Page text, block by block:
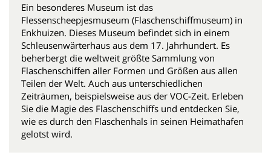
Ein besonderes Museum ist das
Flessenscheepjesmuseum (Flaschenschiffmuseum) in
Enkhuizen. Dieses Museum befindet sich in einem
Schleusenwärterhaus aus dem 17. Jahrhundert. Es
beherbergt die weltweit größte Sammlung von
Flaschenschiffen aller Formen und Größen aus allen
Teilen der Welt. Auch aus unterschiedlichen
Zeiträumen, beispielsweise aus der VOC-Zeit. Erleben
Sie die Magie des Flaschenschiffs und entdecken Sie,
wie es durch den Flaschenhals in seinen Heimathafen
gelotst wird.